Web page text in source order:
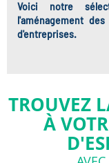
Voici notre
l'aménagement
d'entreprises.
TROUVEZ
À